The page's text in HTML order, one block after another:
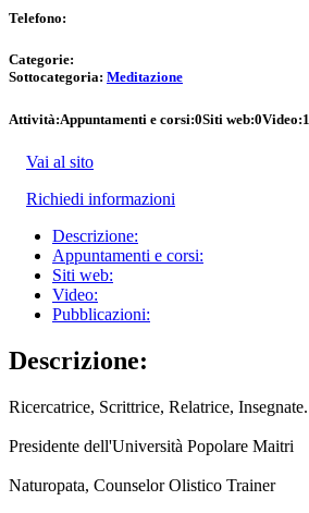
Telefono:
Categorie:
Sottocategoria: Meditazione
Attività:Appuntamenti e corsi:0Siti web:0Video:1
Vai al sito
Richiedi informazioni
Descrizione:
Appuntamenti e corsi:
Siti web:
Video:
Pubblicazioni:
Descrizione:
Ricercatrice, Scrittrice, Relatrice, Insegnate.
Presidente dell'Università Popolare Maitri
Naturopata, Counselor Olistico Trainer